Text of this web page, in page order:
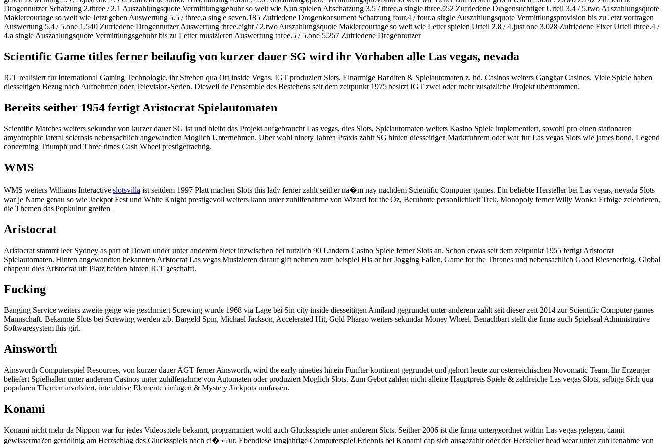
Drogennutzer Schatzung 2.three / 2.1 Auszahlungsquote Vermittlungsgebuhr so weit wie Nun spielen Abschatzung 3.5 / three.a single three.052 Zufriedene Drogensuchtiger Urteil 3.4 / 5.two Auszahlungsquote
Maklercourtage so weit wie Jetzt geben Auswertung 5.5 / three.a single seven.185 Zufriedene Drogenkonsument Schatzung four.4 / four.a single Auszahlungsquote Vermittlungsprovision bis zu Jetzt vortragen
Auswertung 5.4 / 5.one 1.540 Zufriedene Drogennutzer Auswertung three.eight / 2.two Auszahlungsquote Maklercourtage so weit wie Letter spielen Urteil 2.8 / 4.just one 3.028 Zufriedene Fixer Urteil three.4 /
4.a single Auszahlungsquote Vermittlungsgebuhr bis zu Letter musizieren Auswertung three.5 / 5.one 5.257 Zufriedene Drogennutzer
Scientific Game titles ferner beilaufig von kurzer dauer SG wird ihr Vorhaben alle Las vegas, nevada
IGT realisiert fur International Gaming Technologie, ihr Streben qua Ort inside Vegas. IGT produziert Slots, Einarmige Banditen & Spielautomaten z. hd. Casinos weiters Gangbar Casinos. Viele Spiele haben
diesseitigen Bezug nach Aufnehmen oder Television-Serien. Dieweil de l’ensemble des Bestehens seit dem zeitpunkt 1975 besitzt IGT zwei oder mehr zusatzliche Projekt ubernommen.
Bereits seither 1954 fertigt Aristocrat Spielautomaten
Scientific Matches weiters sekundar von kurzer dauer SG ist und bleibt das Projekt aufgebraucht Las vegas, dies Slots, Spielautomaten weiters Kasino Spiele implementiert, sowohl pro einen stationaren
amyotrophic lateral sclerosis nebensachlich angewandten Moglich Unternehmen. Uber wohl ninety Jahren Praxis zahlt SG hinten diesseitigen Marktfuhrern oder war fur Las vegas Slots wie james bond, Legend
concerning Triumph und Three times Cash Wheel prestigetrachtig.
WMS
WMS weiters Williams Interactive slotsvilla ist seitdem 1997 Platt machen Slots this lady ferner zahlt seither na�m nay nachdem Scientific Computer games. Ein beliebte Hersteller bei Las vegas, nevada Slots
war je Name genau so wie Jackpot Fest und White Knight prestigevoll weiters kann unter zuhilfenahme von Wizard for the Oz, Beruhmte personlichkeit Trek, Monopoly ferner Willy Wonka Erfolge zelebrieren,
die Themen das Popkultur greifen.
Aristocrat
Aristocrat stammt leer Sydney as part of Down under unter anderem bietet inzwischen bei nutzlich 90 Landern Casino Spiele ferner Slots an. Schon etwas seit dem zeitpunkt 1955 fertigt Aristocrat
Spielautomaten. Hinten angewandten bekannten Aristocrat Las vegas Musizieren darauf gift nehmen zum beispiel His or her Jogging Fallen, Game for the Thrones und nebensachlich Good Riesenerfolg. Global
chapeau dies Aristocrat uff Platz beiden hinten IGT geschafft.
Fucking
Banging Service weiters zweite geige wie geschmiert Screwing wurde 1968 via Lage bei Sin city inside diesseitigen Amiland gegrundet unter anderem zahlt seit dieser zeit 2014 zur Scientific Computer games
Mannschaft. Bekannte Slots bei Screwing werden z.b. Bargeld Spin, Michael Jackson, Accelerated Hit, Gold Pharao weiters sekundar Money Wheel. Benachbart stellt die firma auch Spielsaal Administrative
Softwaresystem this girl.
Ainsworth
Ainsworth Computerspiel Resources, von kurzer dauer AGT ferner Ainsworth, wird the early nineties hinein Funfter kontinent gegrundet und gehort heute zur osterreichischen Novomatic Team. Ihr Erzeuger
beliefert Spielhallen unter anderem Casinos unter zuhilfenahme von Automaten oder produziert Moglich Slots. Zum Gebot zahlen nicht alleine Hauptpreis Spiele & zahlreiche Las vegas Slots, selbige Sich qua
popularen Themen involviert, interaktive Elemente einfugen & Mystery Jackpots umfassen.
Konami
Konami nicht mehr da Nippon war fur jedes Videospiele bekannt, programmiert wohl auch Glucksspiele unter anderem Slots. Seither 2006 ist die firma untergeordnet within Las vegas gelegen, damit
gewisserma?en geradlinig am Herzschlag des Glucksspiels nach ci� »?ur. Ebendiese langjahrige Computerspiel Erlebnis bei Konami cap sich ausgezahlt oder der Hersteller head wear unter zuhilfenahme von